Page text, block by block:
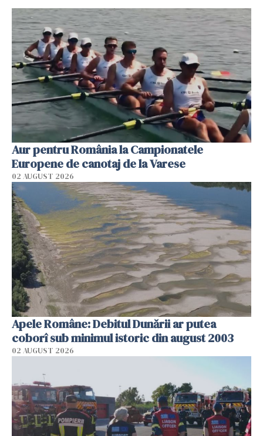
Aur pentru România la Campionatele
Europene de canotaj de la Varese
02 AUGUST 2026
Apele Române: Debitul Dunării ar putea
coborî sub minimul istoric din august 2003
02 AUGUST 2026